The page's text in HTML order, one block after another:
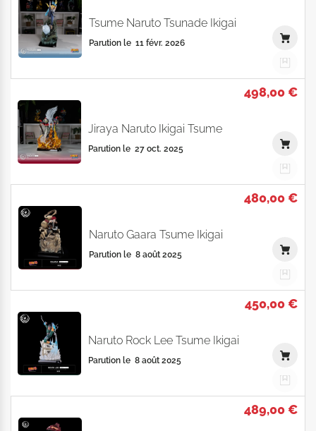
Tsume Naruto Tsunade Ikigai
Parution le 11 févr. 2026
498,00 €
Jiraya Naruto Ikigai Tsume
Parution le 27 oct. 2025
480,00 €
Naruto Gaara Tsume Ikigai
Parution le 8 août 2025
450,00 €
Naruto Rock Lee Tsume Ikigai
Parution le 8 août 2025
489,00 €